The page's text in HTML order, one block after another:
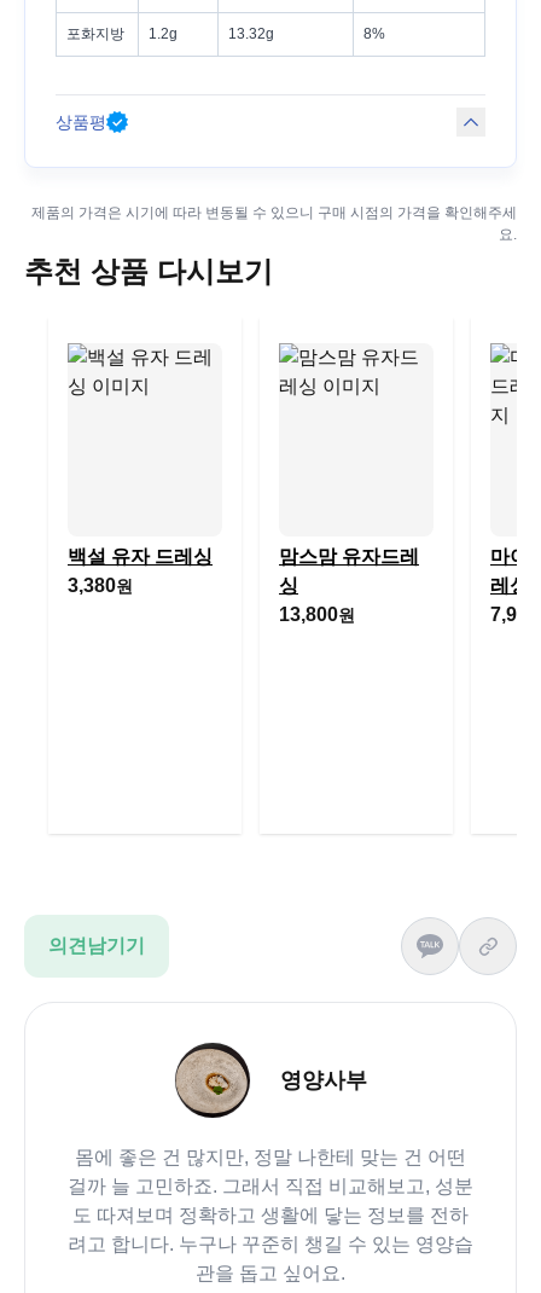
포화지방 1.2g 13.32g 8%
상품평
제품의 가격은 시기에 따라 변동될 수 있으니 구매 시점의 가격을 확인해주세
요.
추천 상품 다시보기
백설 유자 드레싱
3,380원
맘스맘 유자드레
싱
13,800원
마이
레싱
7,980
의견남기기
영양사부
몸에 좋은 건 많지만, 정말 나한테 맞는 건 어떤
걸까 늘 고민하죠. 그래서 직접 비교해보고, 성분
도 따져보며 정확하고 생활에 닿는 정보를 전하
려고 합니다. 누구나 꾸준히 챙길 수 있는 영양습
관을 돕고 싶어요.